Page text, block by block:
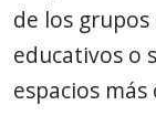
de los
educativos o
espacios más